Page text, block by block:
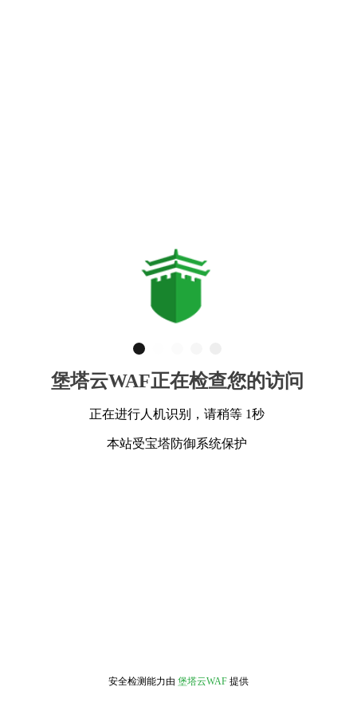
堡塔云WAF正在检查您的访问
正在进行人机识别，请稍等 1秒
本站受宝塔防御系统保护
安全检测能力由 堡塔云WAF 提供